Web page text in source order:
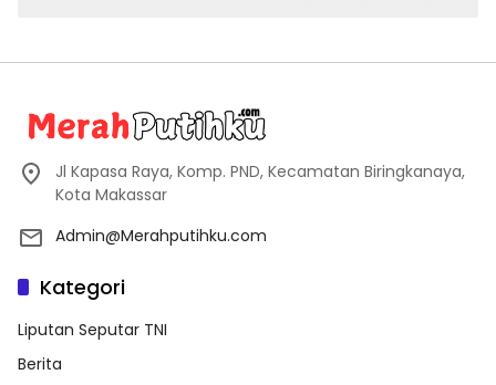
Jl Kapasa Raya, Komp. PND, Kecamatan Biringkanaya,
Kota Makassar
Admin@Merahputihku.com
Kategori
Liputan Seputar TNI
Berita